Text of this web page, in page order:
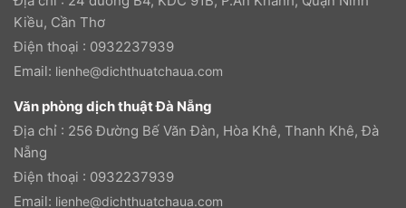
Kiều, Cần Thơ
Điện thoại : 0932237939
Email: lienhe@dichthuatchaua.com
Văn phòng dịch thuật Đà Nẵng
Địa chỉ : 256 Đường Bế Văn Đàn, Hòa Khê, Thanh Khê, Đà
Nẵng
Điện thoại : 0932237939
Email: lienhe@dichthuatchaua.com